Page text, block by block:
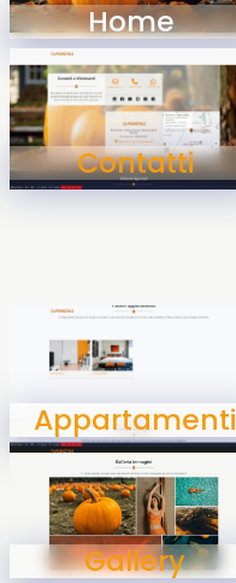
Home
Contatti
Appartamenti
Gallery